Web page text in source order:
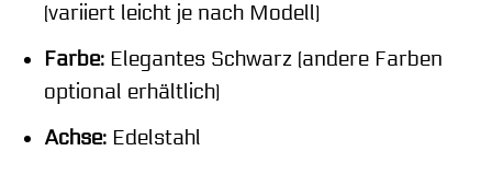
(variiert leicht je nach Modell)
Farbe:Elegantes Schwarz (andere Farben
optional erhältlich)
Achse:Edelstahl